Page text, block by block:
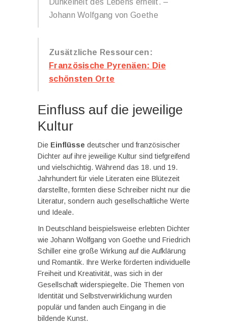
Dunkelheit des Lebens erhellt. –
Johann Wolfgang von Goethe
Zusätzliche Ressourcen:
Französische Pyrenäen: Die
schönsten Orte
Einfluss auf die jeweilige
Kultur
Die Einflüsse deutscher und französischer
Dichter auf ihre jeweilige Kultur sind tiefgreifend
und vielschichtig. Während das 18. und 19.
Jahrhundert für viele Literaten eine Blütezeit
darstellte, formten diese Schreiber nicht nur die
Literatur, sondern auch gesellschaftliche Werte
und Ideale.
In Deutschland beispielsweise erlebten Dichter
wie Johann Wolfgang von Goethe und Friedrich
Schiller eine große Wirkung auf die Aufklärung
und Romantik. Ihre Werke förderten individuelle
Freiheit und Kreativität, was sich in der
Gesellschaft widerspiegelte. Die Themen von
Identität und Selbstverwirklichung wurden
populär und fanden auch Eingang in die
bildende Kunst.